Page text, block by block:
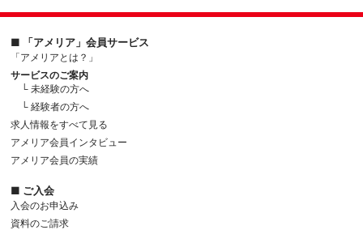
■ 「アメリア」会員サービス
「アメリアとは？」
サービスのご案内
└ 未経験の方へ
└ 経験者の方へ
求人情報をすべて見る
アメリア会員インタビュー
アメリア会員の実績
■ ご入会
入会のお申込み
資料のご請求